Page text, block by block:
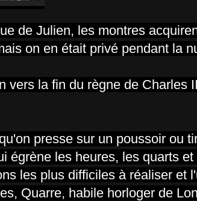
de Julien, les montres
on en était privé pendant la
vers la fin du règne de Charles
presse sur un poussoir ou
égrène les heures, les quarts et
les plus difficiles à réaliser et
Quarre, habile horloger de